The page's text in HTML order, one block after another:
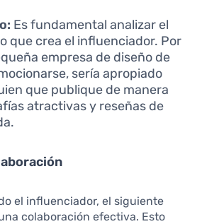
Es fundamental analizar el
que crea el influenciador. Por
empresa de diseño de
sería apropiado
que publique de manera
atractivas y reseñas de
el influenciador, el siguiente
colaboración efectiva. Esto